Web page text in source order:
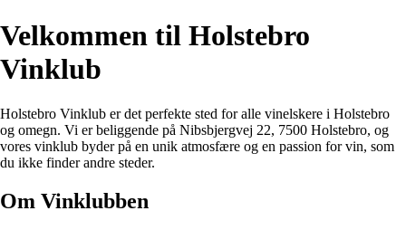
Velkommen til Holstebro
Vinklub
Holstebro Vinklub er det perfekte sted for alle vinelskere i Holstebro
og omegn. Vi er beliggende på Nibsbjergvej 22, 7500 Holstebro, og
vores vinklub byder på en unik atmosfære og en passion for vin, som
du ikke finder andre steder.
Om Vinklubben